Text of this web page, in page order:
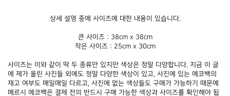
상세 설명 중에 사이즈에 대한 내용이 있습니다.
큰 사이즈 : 38cm x 38cm
작은 사이즈 : 25cm x 30cm
사이즈는 이와 같이 딱 두 종류만 있지만 색상은 정말 다양합니다. 지금 이 글
에 제가 올린 사진들 외에도 정말 다양한 색상이 있고, 사진에 있는 에코백의
재고 여부도 매일매일 다르고, 사진에 없는 색상들도 구매가 가능하기 때문에
메르시 에코백은 결제 전의 반드시 구매 가능한 색상과 사이즈를 확인해야 됩